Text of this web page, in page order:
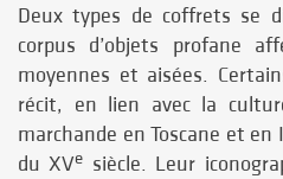
Deux types de coffrets se
corpus d’objets profane
moyennes et aisées.
récit, en lien avec la
marchande en Toscane et
du XVe siècle. Leur